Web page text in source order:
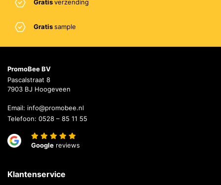
Gratisverzending
Gratissample
PromoBee BV
Pascalstraat 8
7903 BJ Hoogeveen
Email: info@promobee.nl
Telefoon: 0528 – 85 11 55
Google reviews
Klantenservice